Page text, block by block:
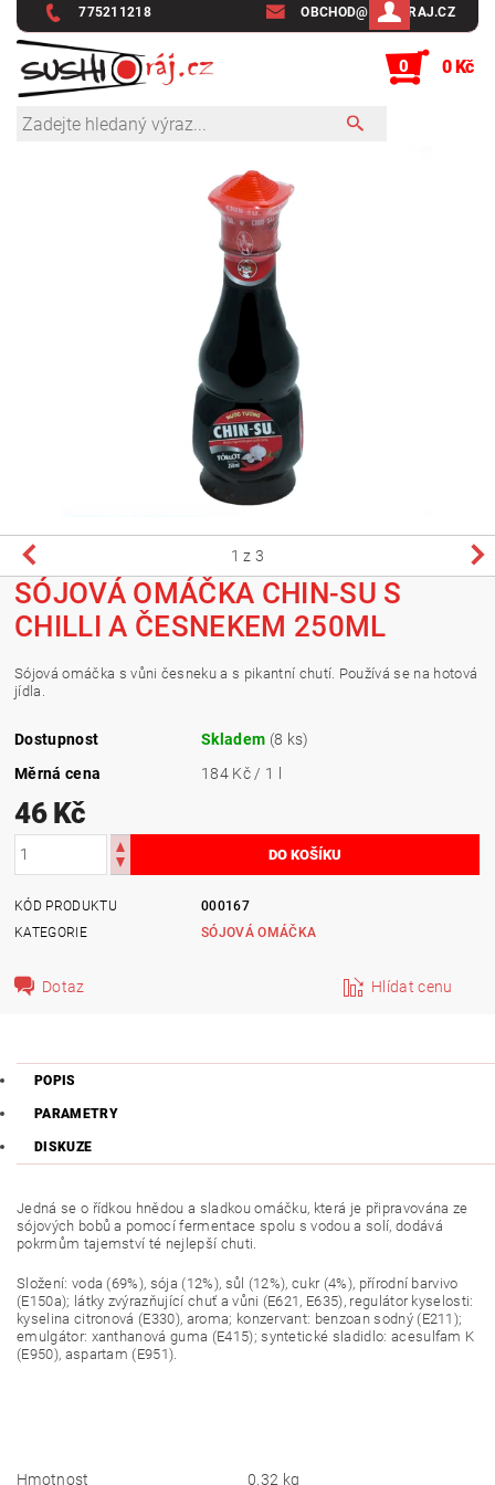
775211218 OBCHOD@SUSHIRAJ.CZ
0 0 Kč
1 z 3
SÓJOVÁ OMÁČKA CHIN-SU S
CHILLI A ČESNEKEM 250ML
Sójová omáčka s vůni česneku a s pikantní chutí. Používá se na hotová
jídla.
Dostupnost Skladem (8 ks)
Měrná cena
184 Kč / 1 l
46 Kč
KÓD PRODUKTU
000167
KATEGORIE
SÓJOVÁ OMÁČKA
Dotaz Hlídat cenu
POPIS
PARAMETRY
DISKUZE
Jedná se o řídkou hnědou a sladkou omáčku, která je připravována ze
sójových bobů a pomocí fermentace spolu s vodou a solí, dodává
pokrmům tajemství té nejlepší chuti.
Složení: voda (69%), sója (12%), sůl (12%), cukr (4%), přírodní barvivo
(E150a); látky zvýrazňující chuť a vůni (E621, E635), regulátor kyselosti:
kyselina citronová (E330), aroma; konzervant: benzoan sodný (E211);
emulgátor: xanthanová guma (E415); syntetické sladidlo: acesulfam K
(E950), aspartam (E951).
Hmotnost 0.32 kg